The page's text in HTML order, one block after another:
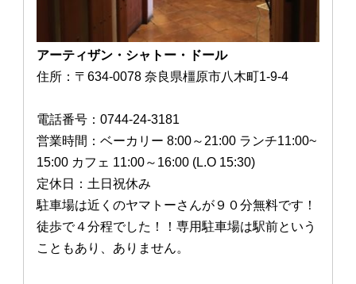
アーティザン・シャトー・ドール
住所：〒634-0078 奈良県橿原市八木町1-9-4
電話番号：0744-24-3181
営業時間：ベーカリー 8:00～21:00 ランチ11:00~
15:00 カフェ 11:00～16:00 (L.O 15:30)
定休日：土日祝休み
駐車場は近くのヤマトーさんが９０分無料です！
徒歩で４分程でした！！専用駐車場は駅前という
こともあり、ありません。